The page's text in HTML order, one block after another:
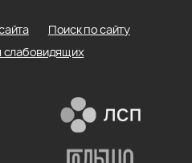
Поиск по сайту
слабовидящих